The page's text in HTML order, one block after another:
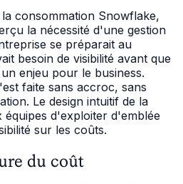
consommation Snowflake,
la nécessité d'une gestion
se préparait au
besoin de visibilité avant que
enjeu pour le business.
faite sans accroc, sans
Le design intuitif de la
d'exploiter d'emblée
sur les coûts.
du coût